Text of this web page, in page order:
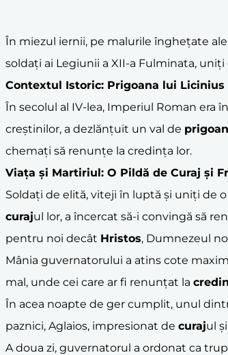
În miezul iernii, pe malurile înghețate
soldați ai Legiunii a XII-a Fulminata,
Contextul Istoric: Prigoana lui Licinius
În secolul al IV-lea, Imperiul Roman era
creștinilor, a dezlănțuit un val de
chemați să renunțe la credința lor.
Viața și Martiriul: O Pildă de Curaj și
Soldați de elită, viteji în luptă și uniți de o
curajul lor, a încercat să-i convingă să
pentru noi decât Hristos, Dumnezeul
Mânia guvernatorului a atins cote
mal, unde cei care ar fi renunțat la
În acea noapte de ger cumplit, unul
paznici, Aglaios, impresionat de curajul
A doua zi, guvernatorul a ordonat ca